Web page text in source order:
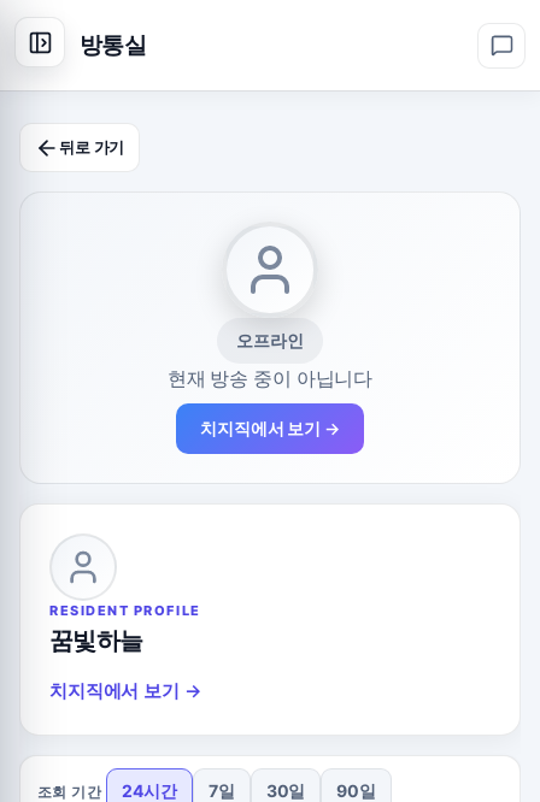
방통실
뒤로 가기
오프라인
현재 방송 중이 아닙니다
치지직에서 보기 →
RESIDENT PROFILE
꿈빛하늘
치지직에서 보기 →
조회 기간 24시간 7일 30일 90일